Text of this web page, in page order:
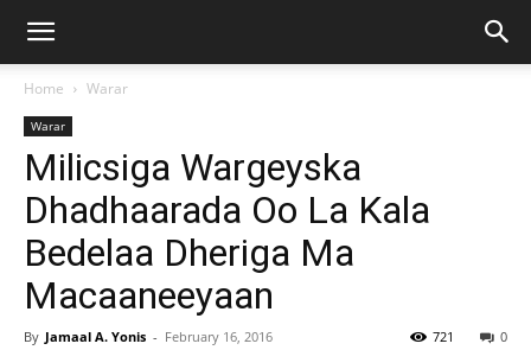
Home Warar
Warar
Milicsiga Wargeyska
Dhadhaarada Oo La Kala
Bedelaa Dheriga Ma
Macaaneeyaan
By Jamaal A. Yonis - February 16, 2016 0
721